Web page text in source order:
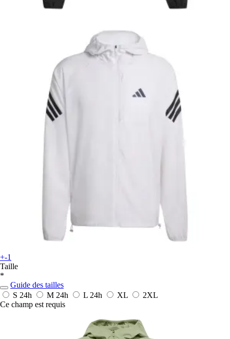
+-1
Taille
*
Guide des tailles
S 24h M 24h L 24h XL
2XL
Ce champ est requis